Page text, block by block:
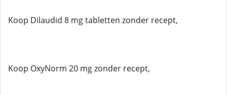
Koop Dilaudid 8 mg tabletten zonder recept,
Koop OxyNorm 20 mg zonder recept,